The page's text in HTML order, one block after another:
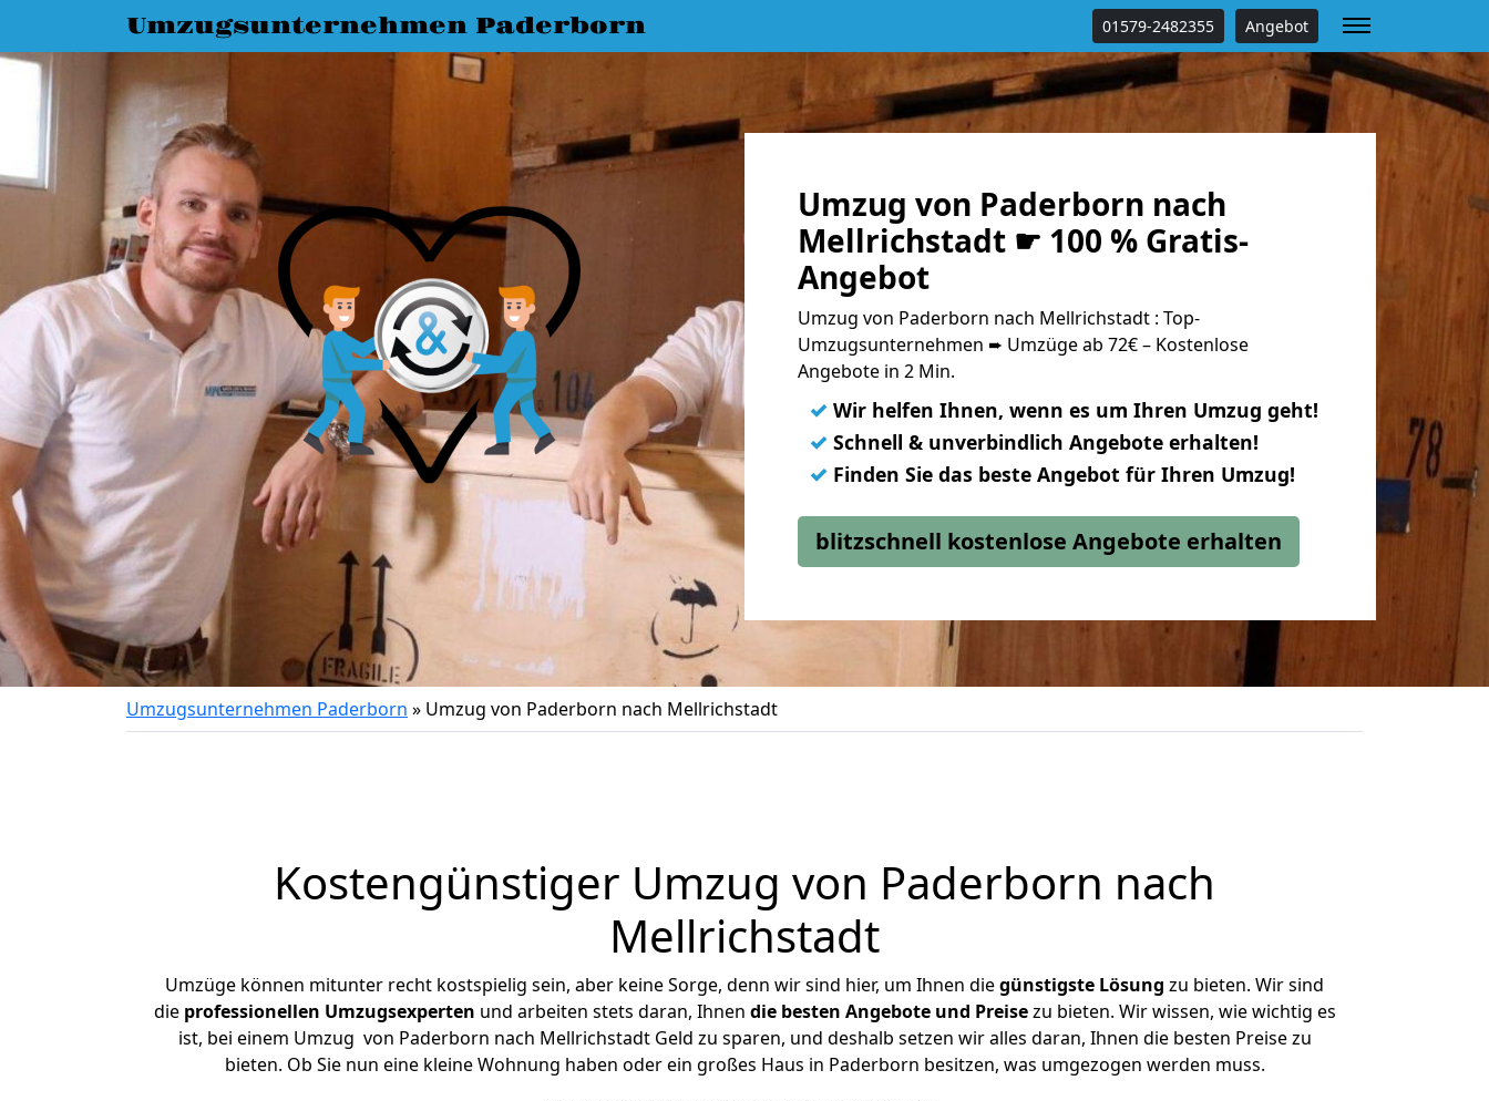
Umzugsunternehmen Paderborn 01579-2482355 Angebot
Umzug von Paderborn nach
Mellrichstadt ☛ 100 % Gratis-
Angebot
Umzug von Paderborn nach Mellrichstadt : Top-
Umzugsunternehmen ➨ Umzüge ab 72€ – Kostenlose
Angebote in 2 Min.
✓ Wir helfen Ihnen, wenn es um Ihren Umzug geht!
✓ Schnell & unverbindlich Angebote erhalten!
✓ Finden Sie das beste Angebot für Ihren Umzug!
blitzschnell kostenlose Angebote erhalten
Umzugsunternehmen Paderborn » Umzug von Paderborn nach Mellrichstadt
Kostengünstiger Umzug von Paderborn nach
Mellrichstadt
Umzüge können mitunter recht kostspielig sein, aber keine Sorge, denn wir sind hier, um Ihnen diegünstigste Lösung zu bieten. Wir sind
die professionellen Umzugsexperten und arbeiten stets daran, Ihnen die besten Angebote und Preisezu bieten. Wir wissen, wie wichtig es
ist, bei einem Umzug von Paderborn nach Mellrichstadt Geld zu sparen, und deshalb setzen wir alles daran, Ihnen die besten Preise zu
bieten. Ob Sie nun eine kleine Wohnung haben oder ein großes Haus in Paderborn besitzen, was umgezogen werden muss.